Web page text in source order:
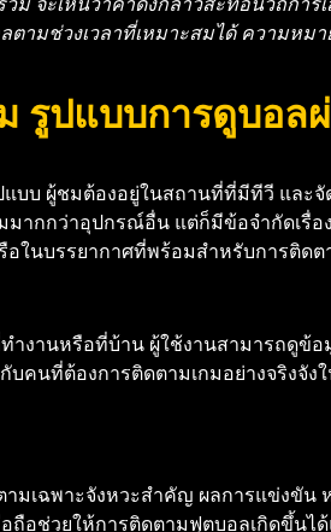
ตามช่วงเวลาที่เหมาะสมได้ ความหม
รูปแบบการดูบอล
บบ ผู้ชมต้องอยู่ในสถานที่ที่มีทีวี และจั
มากกว่าอุปกรณ์อื่น แต่ก็มีข้อจำกัดเรื่
ในบรรยากาศที่พร้อมสำหรับการติดต
ำงานหรือที่บ้าน ผู้ใช้งานสามารถดูข้
นที่ต้องการติดตามเกมอย่างจริงจัง
มเฉพาะจังหวะสำคัญ ผลการแข่งขัน
อถือช่วยให้การติดตามฟุตบอลเกิดขึ้น